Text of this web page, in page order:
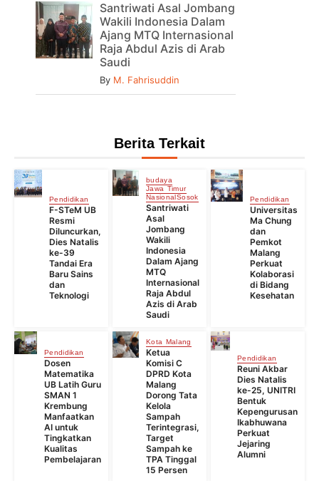
Santriwati Asal Jombang
Wakili Indonesia Dalam
Ajang MTQ Internasional
Raja Abdul Azis di Arab
Saudi
By M. Fahrisuddin
Berita Terkait
Pendidikan
F-STeM UB
Resmi
Diluncurkan,
Dies Natalis
ke-39
Tandai Era
Baru Sains
dan
Teknologi
budaya
Jawa Timur
NasionalSosok
Santriwati
Asal
Jombang
Wakili
Indonesia
Dalam Ajang
MTQ
Internasional
Raja Abdul
Azis di Arab
Saudi
Pendidikan
Universitas
Ma Chung
dan
Pemkot
Malang
Perkuat
Kolaborasi
di Bidang
Kesehatan
Pendidikan
Dosen
Matematika
UB Latih Guru
SMAN 1
Krembung
Manfaatkan
AI untuk
Tingkatkan
Kualitas
Pembelajaran
Kota Malang
Ketua
Komisi C
DPRD Kota
Malang
Dorong Tata
Kelola
Sampah
Terintegrasi,
Target
Sampah ke
TPA Tinggal
15 Persen
Pendidikan
Reuni Akbar
Dies Natalis
ke-25, UNITRI
Bentuk
Kepengurusan
Ikabhuwana
Perkuat
Jejaring
Alumni